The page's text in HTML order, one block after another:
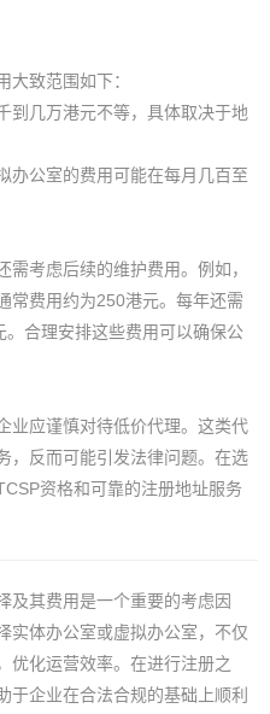
致范围如下：
到几万港元不等，具体取决于地
办公室的费用可能在每月几百至
考虑后续的维护费用。例如，
常费用约为250港元。每年还需
合理安排这些费用可以确保公
业应谨慎对待低价代理。这类代
，反而可能引发法律问题。在选
资格和可靠的注册地址服务
及其费用是一个重要的考虑因
实体办公室或虚拟办公室，不仅
优化运营效率。在进行注册之
于企业在合法合规的基础上顺利